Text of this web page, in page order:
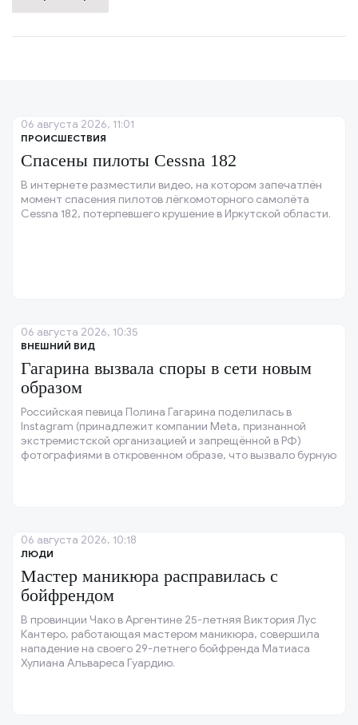
ПРОИСШЕСТВИЯ
Спасены пилоты Cessna 182
В интернете разместили видео, на котором запечатлён
момент спасения пилотов лёгкомоторного самолёта
Cessna 182, потерпевшего крушение в Иркутской области.
06 августа 2026, 11:01
ВНЕШНИЙ ВИД
Гагарина вызвала споры в сети новым
образом
Российская певица Полина Гагарина поделилась в
Instagram (принадлежит компании Meta, признанной
экстремистской организацией и запрещённой в РФ)
фотографиями в откровенном образе, что вызвало бурную
06 августа 2026, 10:35
ЛЮДИ
Мастер маникюра расправилась с
бойфрендом
В провинции Чако в Аргентине 25-летняя Виктория Лус
Кантеро, работающая мастером маникюра, совершила
нападение на своего 29-летнего бойфренда Матиаса
Хулиана Альвареса Гуардию.
06 августа 2026, 10:18